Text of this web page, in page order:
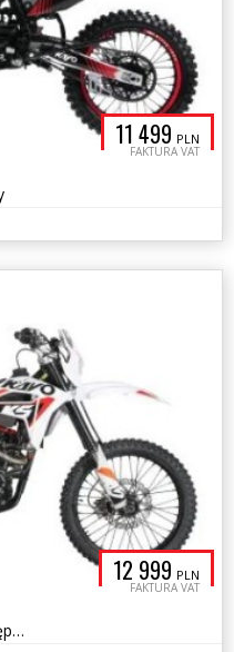
11 499 PLN
FAKTURA VAT
12 999 PLN
FAKTURA VAT
KAYO K5 300 cm3 "RATY" - Dostępny